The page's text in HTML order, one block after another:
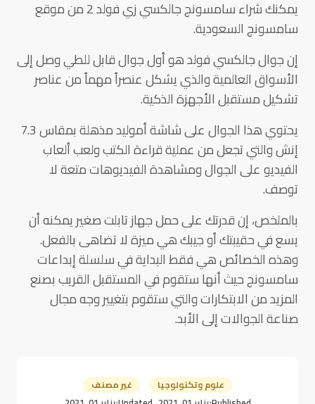
يمكنك شراء سامسونج جالكسي زي فولد 2 من موقع
سامسونج السعودية.
إن جوال جالكسي فولد هو أول جوال قابل للطي وصل إلى
الأسواق العالمية والذي يشكل عنصراً مهماً من عناصر
تشكيل مستقبل الأجهزة الذكية.
يحتوي هذا الجوال على شاشة أموليد مذهلة بمقاس 7.3
إنش والتي تجعل من عملية قراءة الكتب ولعب ألعاب
الفيديو على الجوال ومشاهدة الفيديوهات متعة لا
توصف.
بالملخص، إن قدرتك على حمل جهاز تابلت صغير يمكنه أن
يسع في حقيبتك أو جيبك هي ميزة لا تضاهى بالفعل.
وهذه الخصائص هي فقط البداية في سلسلة إبداعات
سامسونج حيث أنها ستقوم في المستقبل القريب بصنع
المزيد من الابتكارات والتي ستقوم بتغيير وجه مجال
صناعة الجوالات إلى الأبد.
علوم وتكنولوجيا غير مصنف